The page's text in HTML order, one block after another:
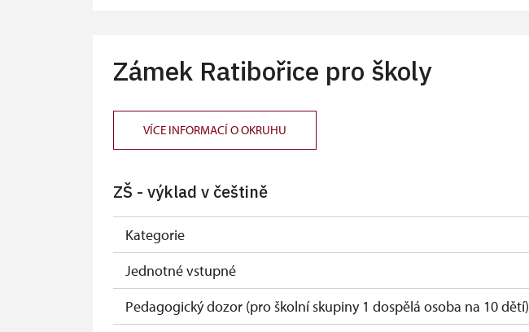
Jednorázové vstupenky vydané NPÚ
Držitel průkazu zaměstnance NPÚ (+ až 3 rodinní příslušníci)
* Platí pouze pro držitele průkazu
Zámek Ratibořice pro školy
VÍCE INFORMACÍ O OKRUHU
ZŠ - výklad v češtině
Kategorie
Jednotné vstupné
Pedagogický dozor (pro školní skupiny 1 dospělá osoba na 10 dětí)